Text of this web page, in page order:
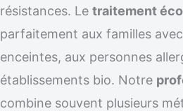
résistances. Le traitement
parfaitement aux familles
enceintes, aux personnes
établissements bio. Notre
combine souvent plusieurs